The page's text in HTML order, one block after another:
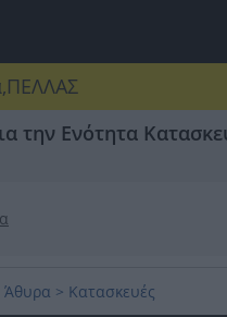
την Ενότητα
Άθυρα > Κατασκευές